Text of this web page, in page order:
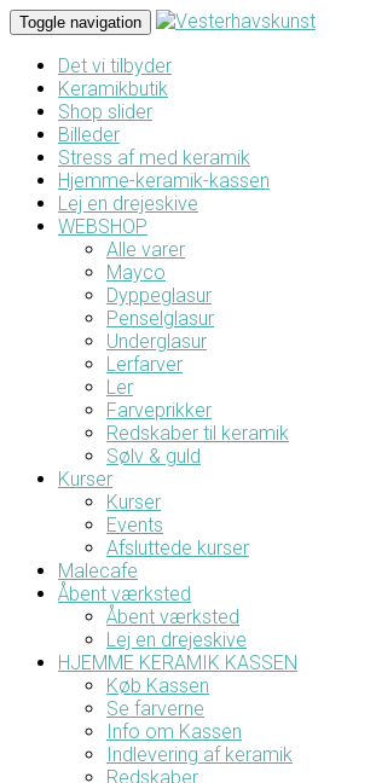
Toggle navigation
Det vi tilbyder
Keramikbutik
Shop slider
Billeder
Stress af med keramik
Hjemme-keramik-kassen
Lej en drejeskive
WEBSHOP
Alle varer
Mayco
Dyppeglasur
Penselglasur
Underglasur
Lerfarver
Ler
Farveprikker
Redskaber til keramik
Sølv & guld
Kurser
Kurser
Events
Afsluttede kurser
Malecafe
Åbent værksted
Åbent værksted
Lej en drejeskive
HJEMME KERAMIK KASSEN
Køb Kassen
Se farverne
Info om Kassen
Indlevering af keramik
Redskaber